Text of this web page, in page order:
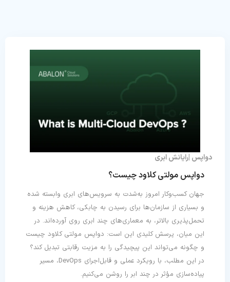
دواپس مولتی کلاود چیست؟
جهان کسب‌وکار امروز به‌شدت به سرویس‌های ابری وابسته شده
و بسیاری از سازمان‌ها برای رسیدن به چابکی، کاهش هزینه و
تحمل‌پذیری بالاتر، به معماری‌های چند ابری روی آورده‌اند. در
این میان، پرسش کلیدی این است: دواپس مولتی کلاود چیست
و چگونه می‌تواند این پیچیدگی را به مزیت رقابتی تبدیل کند؟
در این مطلب، با رویکرد عملی و قابل‌اجرای DevOps، مسیر
پیاده‌سازی مؤثر در چند ابر را روشن می‌کنیم.
دواپس رایانش ابری